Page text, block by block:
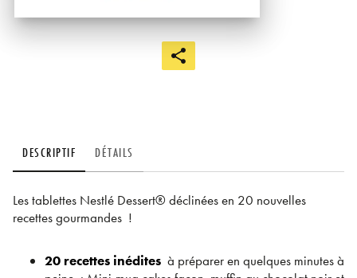
DESCRIPTIF DÉTAILS
Les tablettes Nestlé Dessert® déclinées en 20 nouvelles
recettes gourmandes !
20 recettes inédites à préparer en quelques minutes à